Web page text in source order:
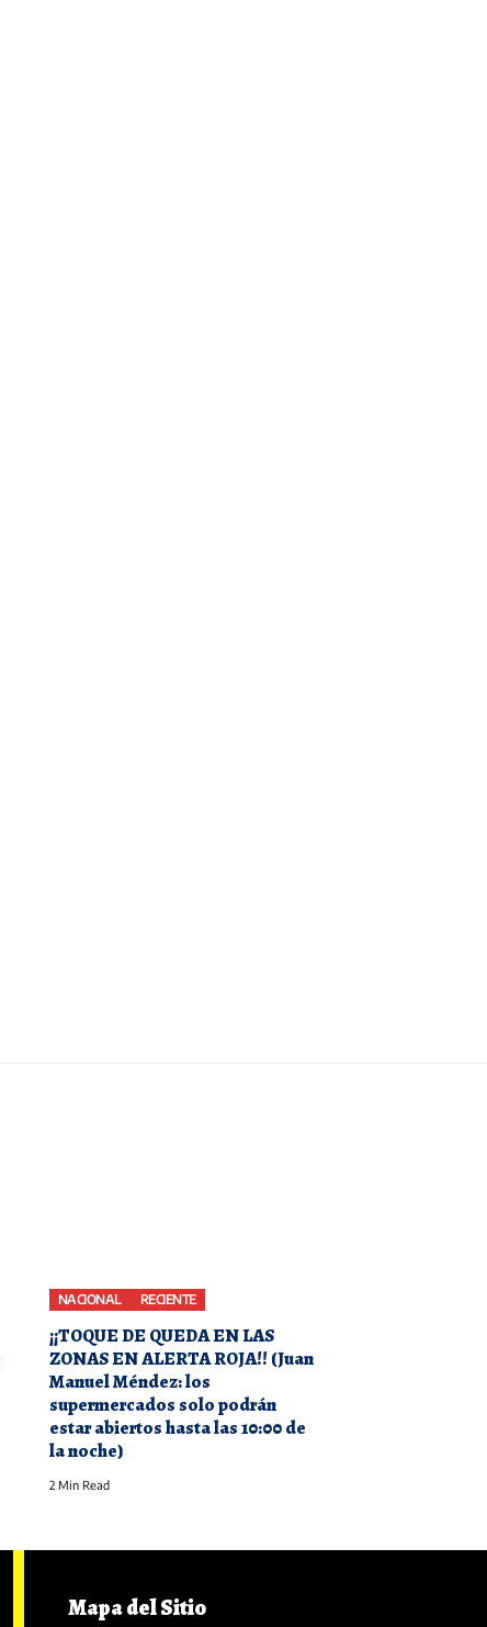
NACIONAL RECIENTE
¡¡TOQUE DE QUEDA EN LAS
ZONAS EN ALERTA ROJA!! (Juan
Manuel Méndez: los
supermercados solo podrán
estar abiertos hasta las 10:00 de
la noche)
2 Min Read
Mapa del Sitio